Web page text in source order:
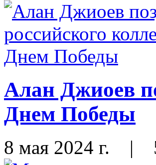
Алан Джиоев
Днем Победы
8 мая 2024 г. |